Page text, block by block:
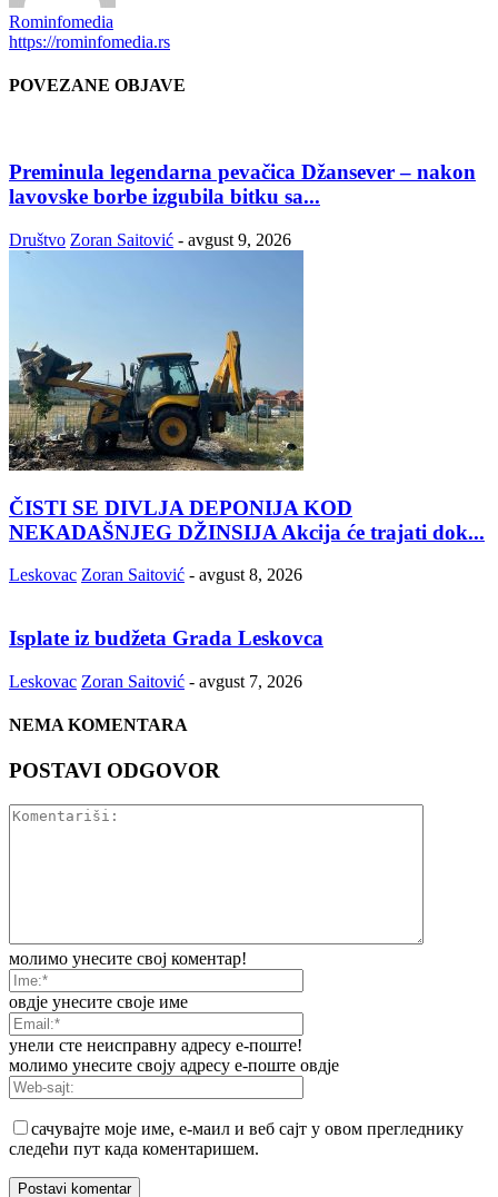
Rominfomedia
https://rominfomedia.rs
POVEZANE OBJAVE
Preminula legendarna pevačica Džansever – nakon
lavovske borbe izgubila bitku sa...
Društvo Zoran Saitović - avgust 9, 2026
ČISTI SE DIVLJA DEPONIJA KOD
NEKADAŠNJEG DŽINSIJA Akcija će trajati dok...
Leskovac Zoran Saitović - avgust 8, 2026
Isplate iz budžeta Grada Leskovca
Leskovac Zoran Saitović - avgust 7, 2026
NEMA KOMENTARA
POSTAVI ODGOVOR
молимо унесите свој коментар!
овдје унесите своје име
унели сте неисправну адресу е-поште!
молимо унесите своју адресу е-поште овдје
сачувајте моје име, е-маил и веб сајт у овом прегледнику
следећи пут када коментаришем.